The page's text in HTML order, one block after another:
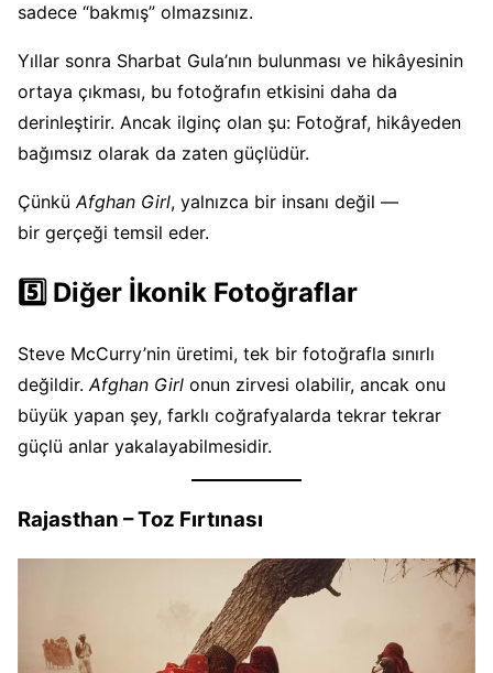
sadece “bakmış” olmazsınız.
Yıllar sonra Sharbat Gula’nın bulunması ve hikâyesinin
ortaya çıkması, bu fotoğrafın etkisini daha da
derinleştirir. Ancak ilginç olan şu: Fotoğraf, hikâyeden
bağımsız olarak da zaten güçlüdür.
ÇünküAfghan Girl, yalnızca bir insanı değil —
bir gerçeği temsil eder.
5️⃣ Diğer İkonik Fotoğraflar
Steve McCurry’nin üretimi, tek bir fotoğrafla sınırlı
değildir.Afghan Girl onun zirvesi olabilir, ancak onu
büyük yapan şey, farklı coğrafyalarda tekrar tekrar
güçlü anlar yakalayabilmesidir.
Rajasthan – Toz Fırtınası